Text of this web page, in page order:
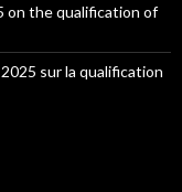
on the qualification of
sur la qualification